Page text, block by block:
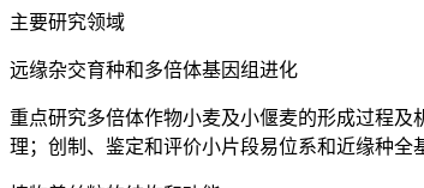
主要研究领域
远缘杂交育种和多倍体基因组进化
重点研究多倍体作物小麦及小偃麦的形成过程
理；创制、鉴定和评价小片段易位系和近缘种全